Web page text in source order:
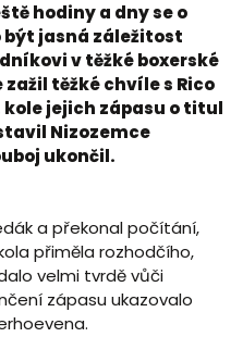
hodiny a dny se o
být jasná záležitost
v těžké boxerské
těžké chvíle s Rico
kole jejich zápasu o titul
Nizozemce
ukončil.
a překonal počítání,
přiměla rozhodčího,
velmi tvrdě vůči
zápasu ukazovalo